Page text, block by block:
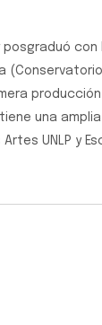
posgraduó
una
UNLP y